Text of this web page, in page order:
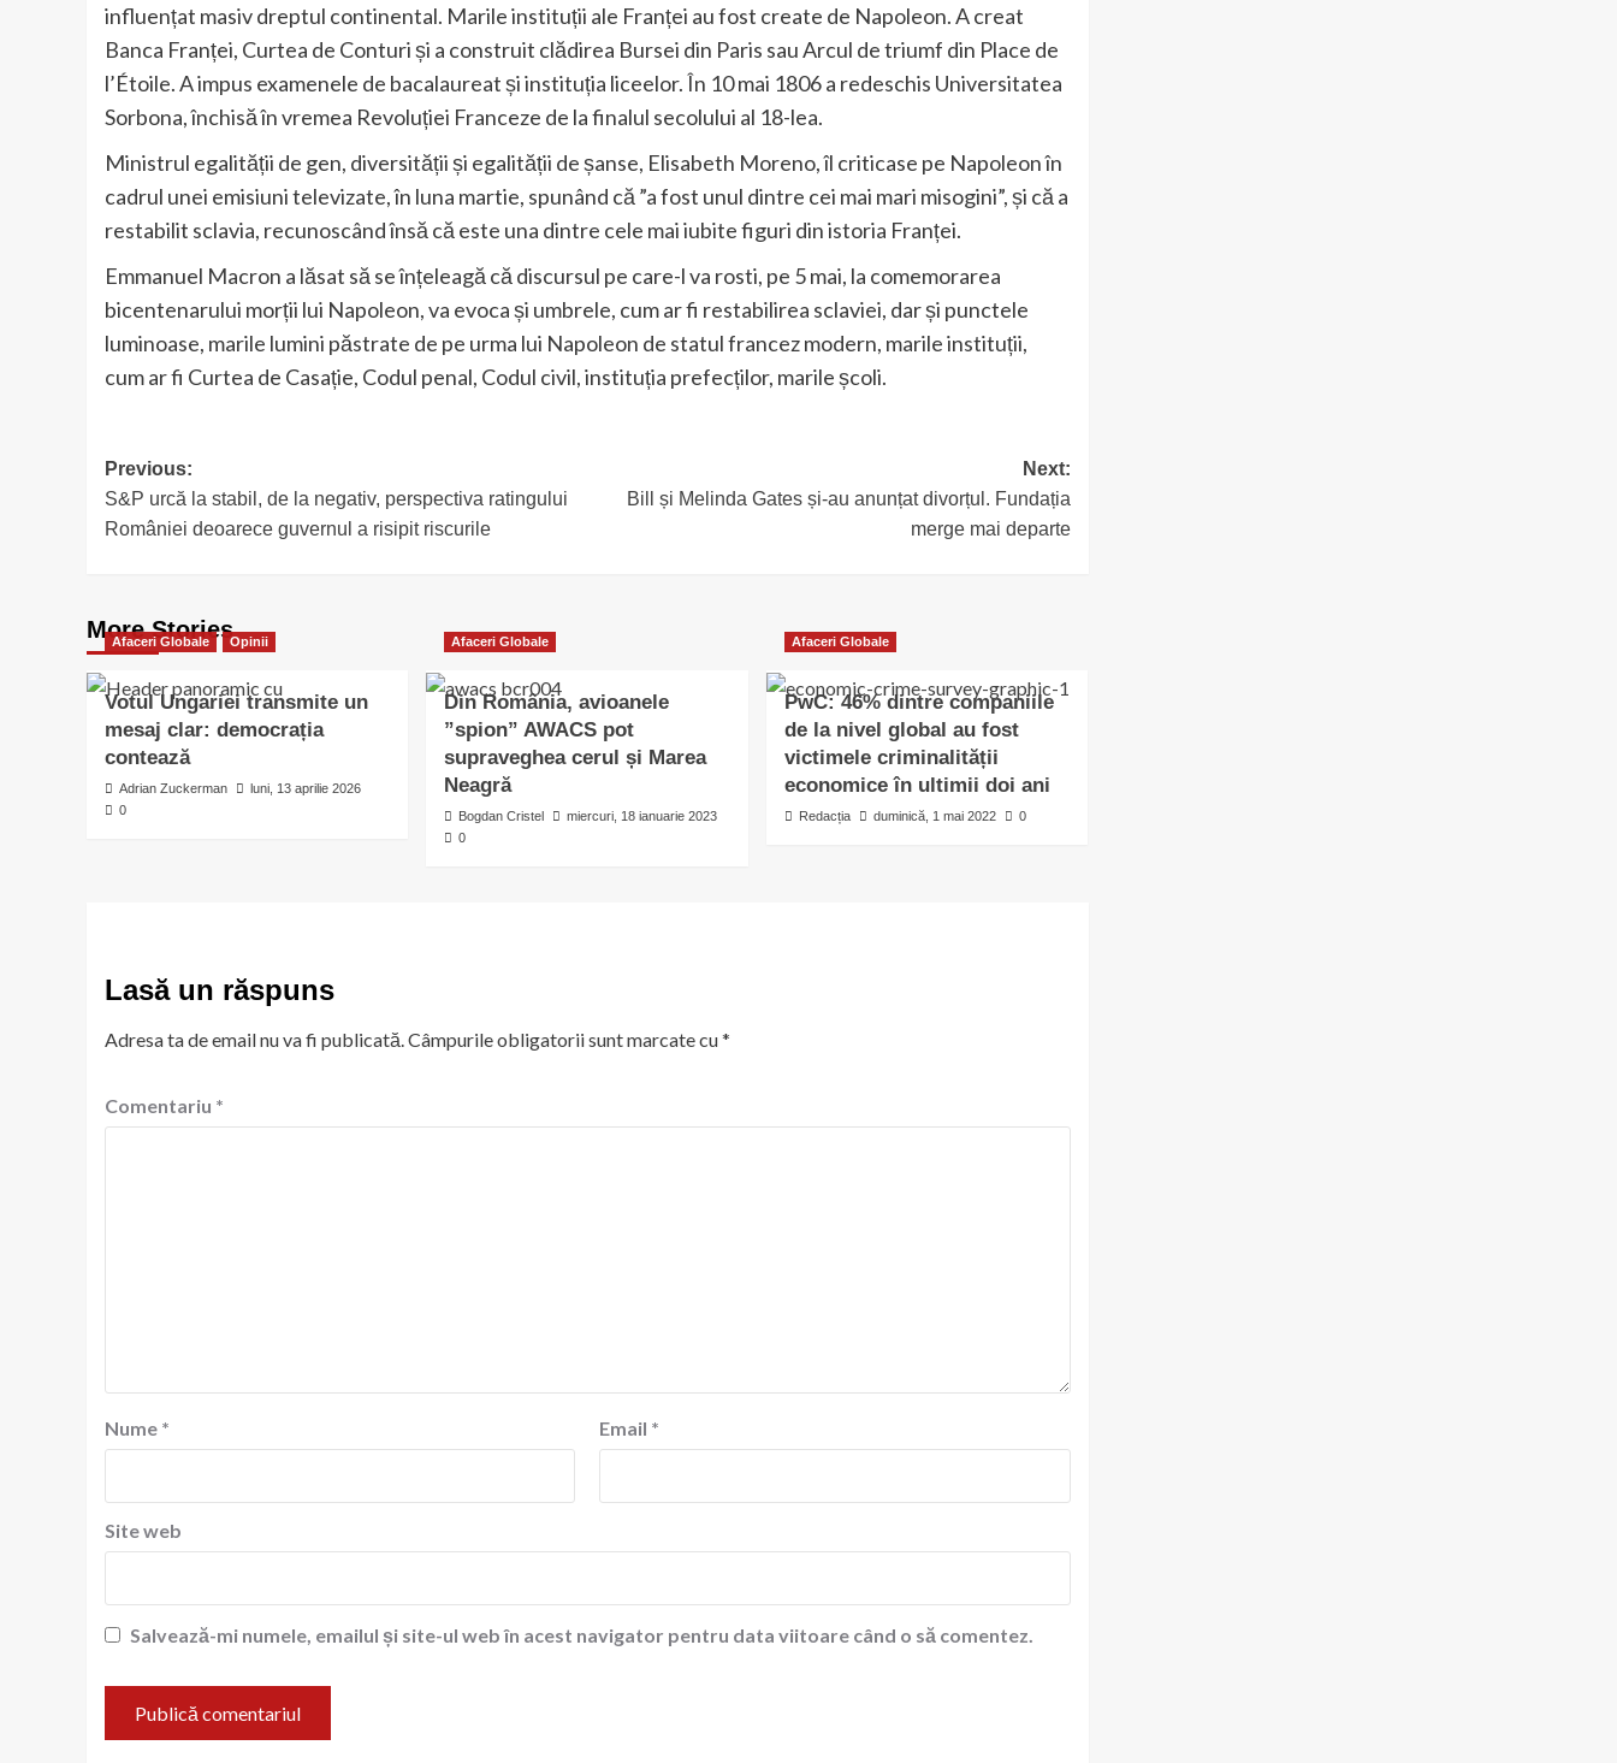
influențat masiv dreptul continental. Marile instituții ale Franței au fost create de Napoleon. A creat
Banca Franței, Curtea de Conturi și a construit clădirea Bursei din Paris sau Arcul de triumf din Place de
l’Étoile. A impus examenele de bacalaureat și instituția liceelor. În 10 mai 1806 a redeschis Universitatea
Sorbona, închisă în vremea Revoluției Franceze de la finalul secolului al 18-lea.
Ministrul egalității de gen, diversității și egalității de șanse, Elisabeth Moreno, îl criticase pe Napoleon în
cadrul unei emisiuni televizate, în luna martie, spunând că ”a fost unul dintre cei mai mari misogini”, și că a
restabilit sclavia, recunoscând însă că este una dintre cele mai iubite figuri din istoria Franței.
Emmanuel Macron a lăsat să se înțeleagă că discursul pe care-l va rosti, pe 5 mai, la comemorarea
bicentenarului morții lui Napoleon, va evoca și umbrele, cum ar fi restabilirea sclaviei, dar și punctele
luminoase, marile lumini păstrate de pe urma lui Napoleon de statul francez modern, marile instituții,
cum ar fi Curtea de Casație, Codul penal, Codul civil, instituția prefecților, marile școli.
Post
navigation
Previous:
S&P urcă la stabil, de la negativ, perspectiva ratingului
României deoarece guvernul a risipit riscurile
Next:
Bill și Melinda Gates și-au anunțat divorțul. Fundația
merge mai departe
More Stories
Afaceri Globale Opinii
Votul Ungariei transmite un
mesaj clar: democrația
contează
Adrian Zuckerman
luni, 13 aprilie 2026
0
Afaceri Globale
Din România, avioanele
”spion” AWACS pot
supraveghea cerul și Marea
Neagră
Bogdan Cristel
miercuri, 18 ianuarie 2023
0
Afaceri Globale
PwC: 46% dintre companiile
de la nivel global au fost
victimele criminalității
economice în ultimii doi ani
Redacția duminică, 1 mai 2022 0
Lasă un răspuns
Adresa ta de email nu va fi publicată.Câmpurile obligatorii sunt marcate cu*
Comentariu *
Nume * Email *
Site web
Salvează-mi numele, emailul și site-ul web în acest navigator pentru data viitoare când o să comentez.